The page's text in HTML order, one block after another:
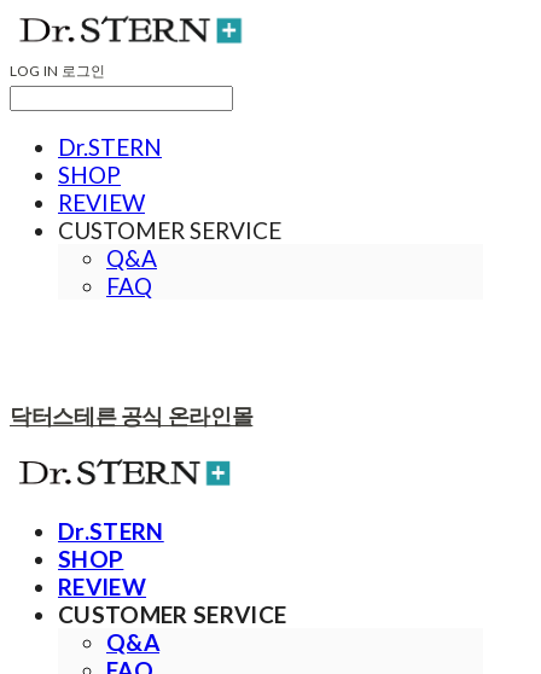
LOG IN 로그인
Dr.STERN
SHOP
REVIEW
CUSTOMER SERVICE
Q&A
FAQ
닥터스테른 공식 온라인몰
Dr.STERN
SHOP
REVIEW
CUSTOMER SERVICE
Q&A